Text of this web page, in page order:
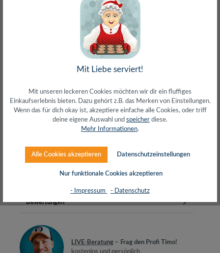
meist direkt aus Waiblingen
30 Tage Rückgaberecht
ohne Risiko bestellen
– Frag den Profi!
kostenlos und persönlich
Über 20+ Jahre Erfahrung
wir wissen von was wir sprechen
EthernetAuflösung: Ultra…
Bewertungen
LIVE-Beratung – Frag den Profi Timo!
kostenlos und persönlich
Mit Liebe serviert!
Mit unseren leckeren Cookies möchten wir dir ein fluffiges
Einkaufserlebnis bieten. Dazu gehört z.B. das Merken von Einstellungen.
Wenn das für dich okay ist, akzeptiere einfache alle Cookies, oder triff
deine eigene Auswahl und speicher diese.
Mehr Informationen.
Alle Cookies akzeptieren Datenschutzeinstellungen
Nur funktionale Cookies akzeptieren
- Impressum - Datenschutz